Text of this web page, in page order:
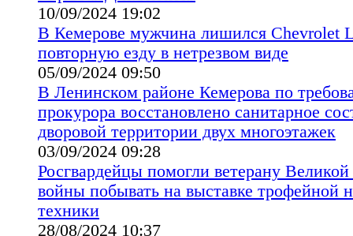
10/09/2024 19:02
В Кемерове мужчина лишился Chevrolet
повторную езду в нетрезвом виде
05/09/2024 09:50
В Ленинском районе Кемерова по
прокурора восстановлено санитарное
дворовой территории двух многоэтажек
03/09/2024 09:28
Росгвардейцы помогли ветерану
войны побывать на выставке трофейной
техники
28/08/2024 10:37